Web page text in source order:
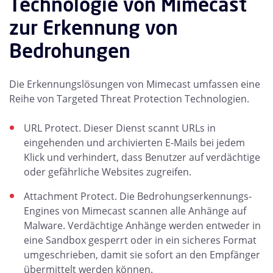
zur Erkennung von
Bedrohungen
Die Erkennungslösungen von Mimecast umfassen eine
Reihe von Targeted Threat Protection Technologien.
URL Protect. Dieser Dienst scannt URLs in
eingehenden und archivierten E-Mails bei jedem
Klick und verhindert, dass Benutzer auf verdächtige
oder gefährliche Websites zugreifen.
Attachment Protect. Die Bedrohungserkennungs-
Engines von Mimecast scannen alle Anhänge auf
Malware. Verdächtige Anhänge werden entweder in
eine Sandbox gesperrt oder in ein sicheres Format
umgeschrieben, damit sie sofort an den Empfänger
übermittelt werden können.